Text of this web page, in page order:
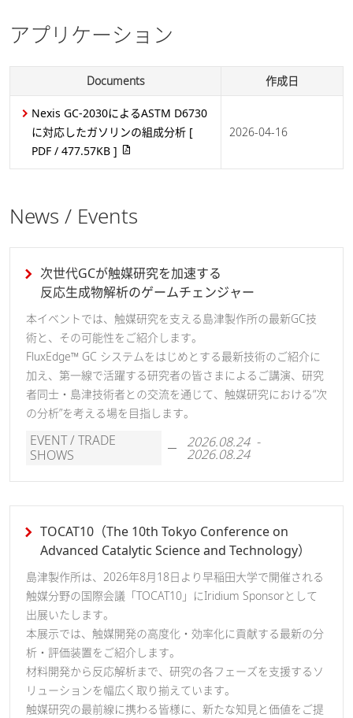
アプリケーション
Documents 作成日
Nexis GC-2030によるASTM D6730
に対応したガソリンの組成分析 [
PDF / 477.57KB ]
2026-04-16
News / Events
次世代GCが触媒研究を加速する
反応生成物解析のゲームチェンジャー
本イベントでは、触媒研究を支える島津製作所の最新GC技
術と、その可能性をご紹介します。
FluxEdge™ GC システムをはじめとする最新技術のご紹介に
加え、第一線で活躍する研究者の皆さまによるご講演、研究
者同士・島津技術者との交流を通じて、触媒研究における“次
の分析”を考える場を目指します。
EVENT / TRADE
SHOWS
2026.08.24 -
2026.08.24
TOCAT10（The 10th Tokyo Conference on
Advanced Catalytic Science and Technology）
島津製作所は、2026年8月18日より早稲田大学で開催される
触媒分野の国際会議「TOCAT10」にIridium Sponsorとして
出展いたします。
本展示では、触媒開発の高度化・効率化に貢献する最新の分
析・評価装置をご紹介します。
材料開発から反応解析まで、研究の各フェーズを支援するソ
リューションを幅広く取り揃えています。
触媒研究の最前線に携わる皆様に、新たな知見と価値をご提